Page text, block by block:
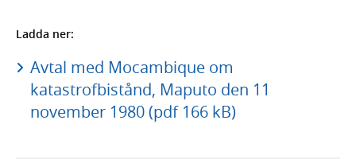
Ladda ner:
Avtal med Mocambique om
katastrofbistånd, Maputo den 11
november 1980 (pdf 166 kB)